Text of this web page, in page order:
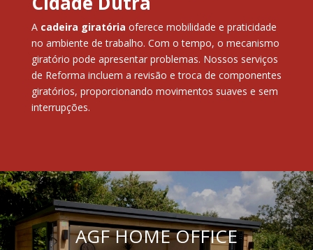
A cadeira giratória oferece mobilidade e praticidade
no ambiente de trabalho. Com o tempo, o mecanismo
giratório pode apresentar problemas. Nossos serviços
de Reforma incluem a revisão e troca de componentes
giratórios, proporcionando movimentos suaves e sem
interrupções.
AGF HOME OFFICE